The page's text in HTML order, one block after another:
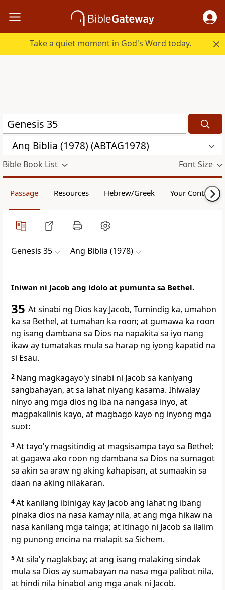
Take a quiet moment in God's Word today.
Ang Biblia (1978) (ABTAG1978)
Bible Book List Font Size
Passage Resources Hebrew/Greek Your Content
Genesis 35 Ang Biblia (1978)
Iniwan ni Jacob ang idolo at pumunta sa Bethel.
35 At sinabi ng Dios kay Jacob, Tumindig ka, umahon
ka sa Bethel, at tumahan ka roon; at gumawa ka roon
ng isang dambana sa Dios na napakita sa iyo nang
ikaw ay tumatakas mula sa harap ng iyong kapatid na
si Esau.
2 Nang magkagayo'y sinabi ni Jacob sa kaniyang
sangbahayan, at sa lahat niyang kasama. Ihiwalay
ninyo ang mga dios ng iba na nangasa inyo, at
magpakalinis kayo, at magbago kayo ng inyong mga
suot:
3At tayo'y magsitindig at magsisampa tayo sa Bethel;
at gagawa ako roon ng dambana sa Dios na sumagot
sa akin sa araw ng aking kahapisan, at sumaakin sa
daan na aking nilakaran.
4At kanilang ibinigay kay Jacob ang lahat ng ibang
pinaka dios na nasa kamay nila, at ang mga hikaw na
nasa kanilang mga tainga; at itinago ni Jacob sa ilalim
ng punong encina na malapit sa Sichem.
5At sila'y naglakbay; at ang isang malaking sindak
mula sa Dios ay sumabayan na nasa mga palibot nila,
at hindi nila hinabol ang mga anak ni Jacob.